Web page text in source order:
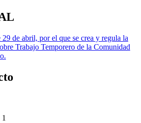
de abril, por el que se crea y regula la
Trabajo Temporero de la Comunidad